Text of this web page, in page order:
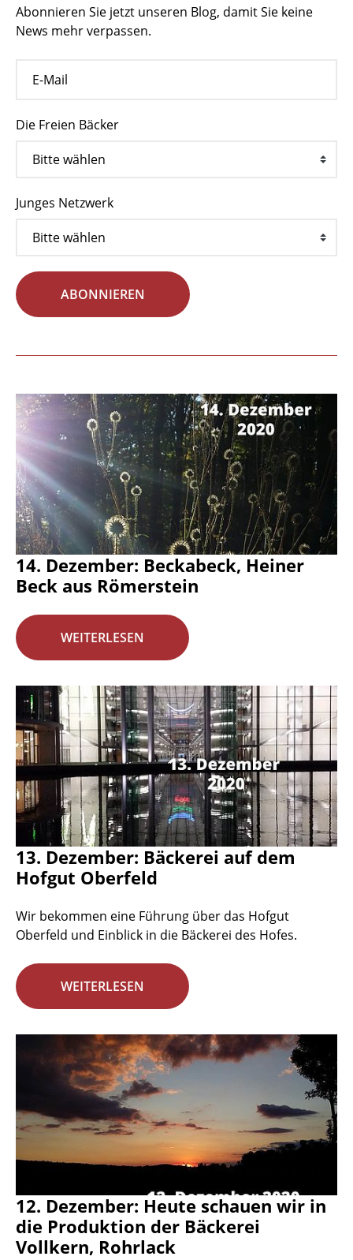
Abonnieren Sie jetzt unseren Blog, damit Sie keine
News mehr verpassen.
Die Freien Bäcker
Junges Netzwerk
ABONNIEREN
14. Dezember: Beckabeck, Heiner
Beck aus Römerstein
WEITERLESEN
13. Dezember: Bäckerei auf dem
Hofgut Oberfeld
Wir bekommen eine Führung über das Hofgut
Oberfeld und Einblick in die Bäckerei des Hofes.
WEITERLESEN
12. Dezember: Heute schauen wir in
die Produktion der Bäckerei
Vollkern, Rohrlack